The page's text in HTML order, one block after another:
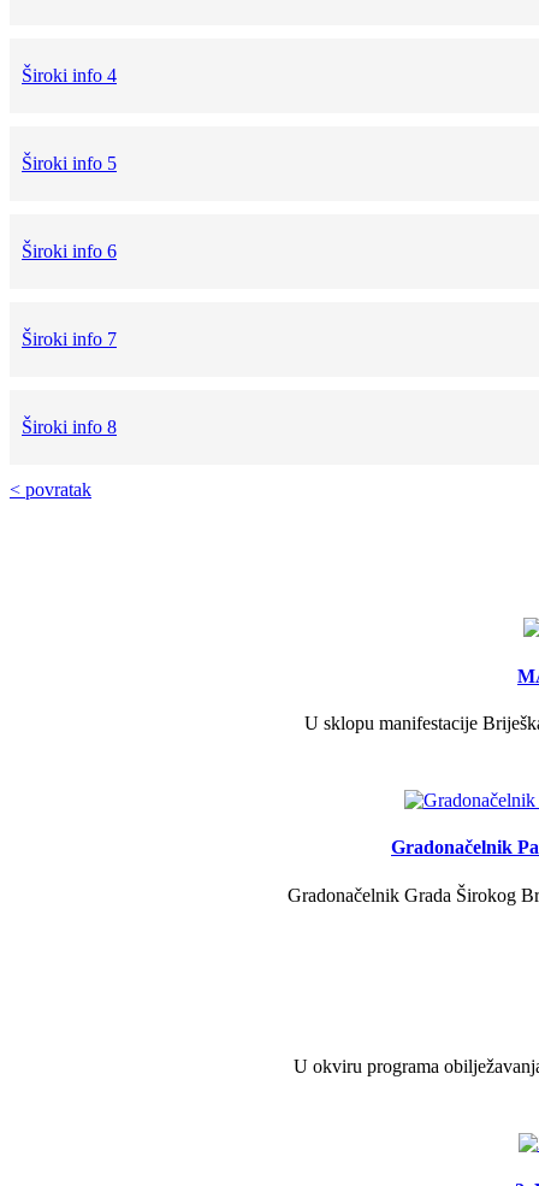
Široki info 4
Široki info 5
Široki info 6
Široki info 7
Široki info 8
< povratak
U sklopu manifestacije
Gradonačelnik
Gradonačelnik Grada Širokog
U okviru programa